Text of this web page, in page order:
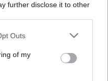
further disclose it to other
Outs
of my
00:00:57